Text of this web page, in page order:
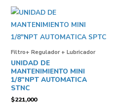
Filtro+ Regulador + Lubricador
UNIDAD DE
MANTENIMIENTO MINI
1/8″NPT AUTOMATICA
STNC
$221,000